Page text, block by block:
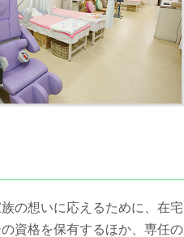
の想いに応えるために、在宅
資格を保有するほか、専任の